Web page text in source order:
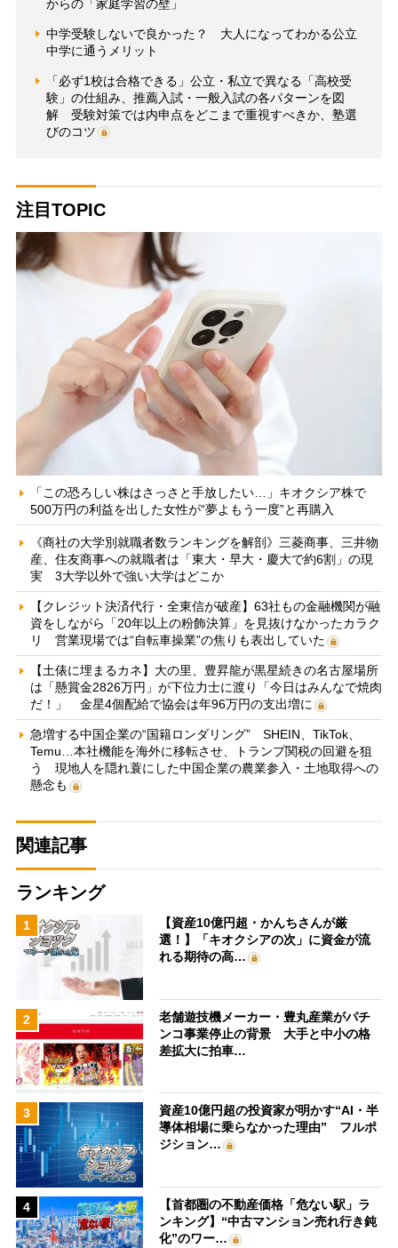
からの「家庭学習の壁」
中学受験しないで良かった？ 大人になってわかる公立
中学に通うメリット
「必ず1校は合格できる」公立・私立で異なる「高校受
験」の仕組み、推薦入試・一般入試の各パターンを図
解 受験対策では内申点をどこまで重視すべきか、塾選
びのコツ
注目TOPIC
「この恐ろしい株はさっさと手放したい…」キオクシア株で
500万円の利益を出した女性が“夢よもう一度”と再購入
《商社の大学別就職者数ランキングを解剖》三菱商事、三井物
産、住友商事への就職者は「東大・早大・慶大で約6割」の現
実 3大学以外で強い大学はどこか
【クレジット決済代行・全東信が破産】63社もの金融機関が融
資をしながら「20年以上の粉飾決算」を見抜けなかったカラク
リ 営業現場では“自転車操業”の焦りも表出していた
【土俵に埋まるカネ】大の里、豊昇龍が黒星続きの名古屋場所
は「懸賞金2826万円」が下位力士に渡り「今日はみんなで焼肉
だ！」 金星4個配給で協会は年96万円の支出増に
急増する中国企業の“国籍ロンダリング” SHEIN、TikTok、
Temu…本社機能を海外に移転させ、トランプ関税の回避を狙
う 現地人を隠れ蓑にした中国企業の農業参入・土地取得への
懸念も
関連記事
ランキング
1
【資産10億円超・かんちさんが厳
選！】「キオクシアの次」に資金が流
れる期待の高…
2
老舗遊技機メーカー・豊丸産業がパチ
ンコ事業停止の背景 大手と中小の格
差拡大に拍車…
3
資産10億円超の投資家が明かす“AI・半
導体相場に乗らなかった理由” フルポ
ジション…
4
【首都圏の不動産価格「危ない駅」ラ
ンキング】“中古マンション売れ行き鈍
化”のワー…